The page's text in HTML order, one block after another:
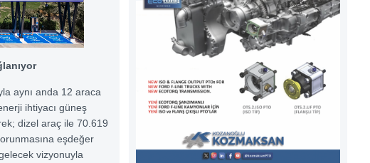
aynı anda 12 araca
ihtiyacı güneş
dizel araç ile 70.619
eşdeğer
vizyonuyla